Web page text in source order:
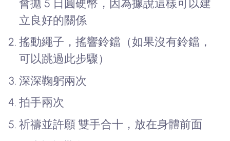
會拋 5 日圓硬幣，因為據說這樣可以建
立良好的關係
搖動繩子，搖響鈴鐺（如果沒有鈴鐺，
可以跳過此步驟）
深深鞠躬兩次
拍手兩次
祈禱並許願 雙手合十，放在身體前面